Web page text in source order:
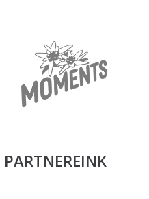
PARTNEREINK